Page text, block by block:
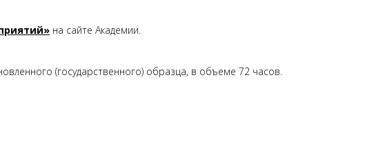
на сайте Академии.
(государственного) образца, в объеме 72 часов.